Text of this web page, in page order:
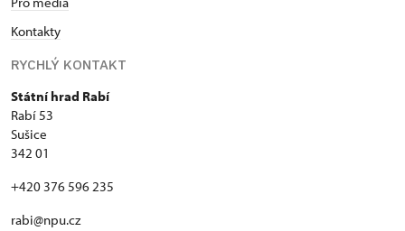
Kontakty
RYCHLÝ KONTAKT
Státní hrad Rabí
Rabí 53
Sušice
342 01
+420 376 596 235
rabi@npu.cz